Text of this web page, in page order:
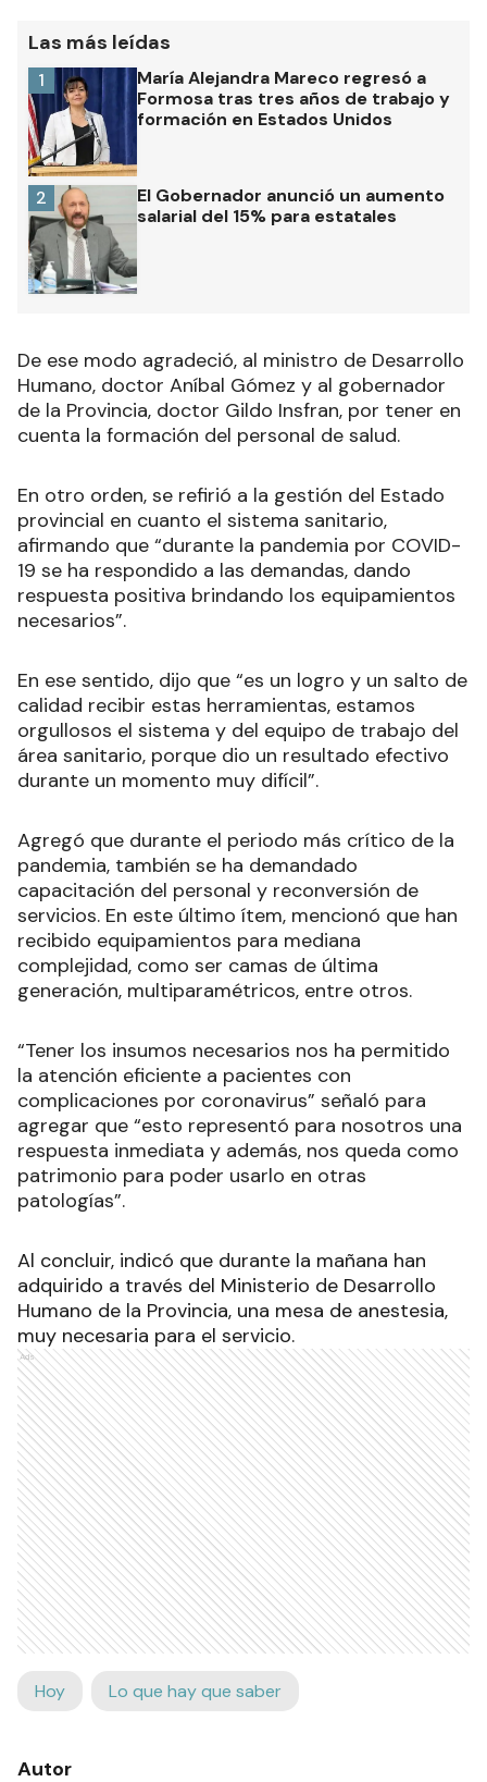
Las más leídas
María Alejandra Mareco regresó a
Formosa tras tres años de trabajo y
formación en Estados Unidos
1
El Gobernador anunció un aumento
salarial del 15% para estatales
2
De ese modo agradeció, al ministro de Desarrollo
Humano, doctor Aníbal Gómez y al gobernador
de la Provincia, doctor Gildo Insfran, por tener en
cuenta la formación del personal de salud.
En otro orden, se refirió a la gestión del Estado
provincial en cuanto el sistema sanitario,
afirmando que “durante la pandemia por COVID-
19 se ha respondido a las demandas, dando
respuesta positiva brindando los equipamientos
necesarios”.
En ese sentido, dijo que “es un logro y un salto de
calidad recibir estas herramientas, estamos
orgullosos el sistema y del equipo de trabajo del
área sanitario, porque dio un resultado efectivo
durante un momento muy difícil”.
Agregó que durante el periodo más crítico de la
pandemia, también se ha demandado
capacitación del personal y reconversión de
servicios. En este último ítem, mencionó que han
recibido equipamientos para mediana
complejidad, como ser camas de última
generación, multiparamétricos, entre otros.
“Tener los insumos necesarios nos ha permitido
la atención eficiente a pacientes con
complicaciones por coronavirus” señaló para
agregar que “esto representó para nosotros una
respuesta inmediata y además, nos queda como
patrimonio para poder usarlo en otras
patologías”.
Al concluir, indicó que durante la mañana han
adquirido a través del Ministerio de Desarrollo
Humano de la Provincia, una mesa de anestesia,
muy necesaria para el servicio.
Ads
Hoy Lo que hay que saber
Autor